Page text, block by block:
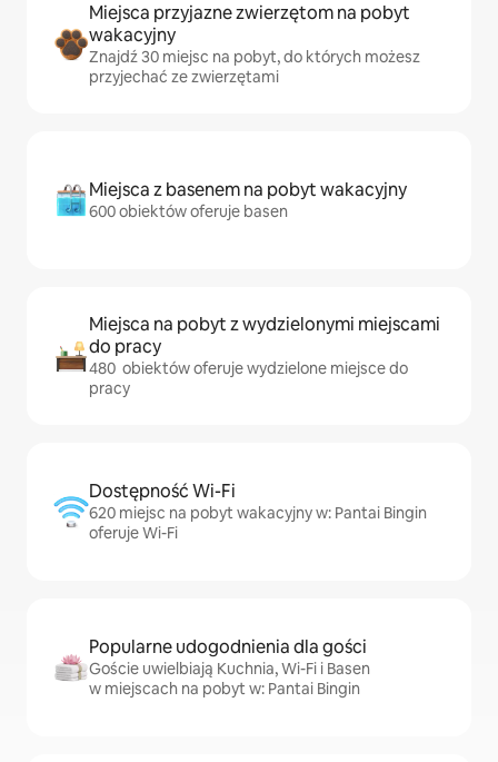
Miejsca przyjazne zwierzętom na pobyt
wakacyjny
Znajdź 30 miejsc na pobyt, do których możesz
przyjechać ze zwierzętami
Miejsca z basenem na pobyt wakacyjny
600 obiektów oferuje basen
Miejsca na pobyt z wydzielonymi miejscami
do pracy
480 obiektów oferuje wydzielone miejsce do
pracy
Dostępność Wi-Fi
620 miejsc na pobyt wakacyjny w: Pantai Bingin
oferuje Wi-Fi
Popularne udogodnienia dla gości
Goście uwielbiają Kuchnia, Wi-Fi i Basen
w miejscach na pobyt w: Pantai Bingin